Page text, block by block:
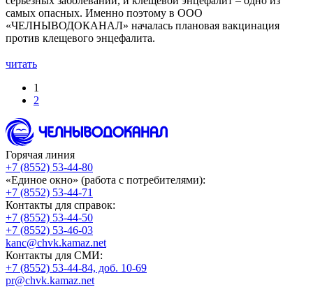
самых опасных. Именно поэтому в ООО
«ЧЕЛНЫВОДОКАНАЛ» началась плановая вакцинация
против клещевого энцефалита.
читать
1
2
Горячая линия
+7 (8552) 53-44-80
«Единое окно» (работа с потребителями):
+7 (8552) 53-44-71
Контакты для справок:
+7 (8552) 53-44-50
+7 (8552) 53-46-03
kanc@chvk.kamaz.net
Контакты для СМИ:
+7 (8552) 53-44-84, доб. 10-69
pr@chvk.kamaz.net